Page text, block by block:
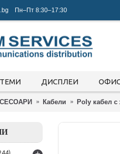
Пн–Пт 8:30–17:30
ДИСПЛЕИ
Кабели Poly кабел с